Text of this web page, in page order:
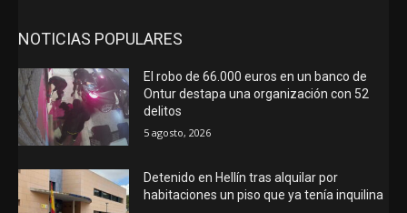
NOTICIAS POPULARES
El robo de 66.000 euros en un banco de
Ontur destapa una organización con 52
delitos
5 agosto, 2026
Detenido en Hellín tras alquilar por
habitaciones un piso que ya tenía inquilina